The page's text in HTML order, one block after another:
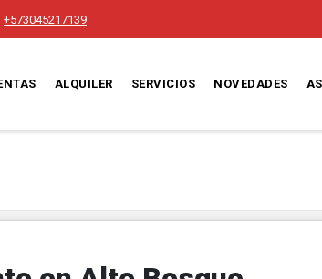
+573045217139
ALQUILER SERVICIOS NOVEDADES